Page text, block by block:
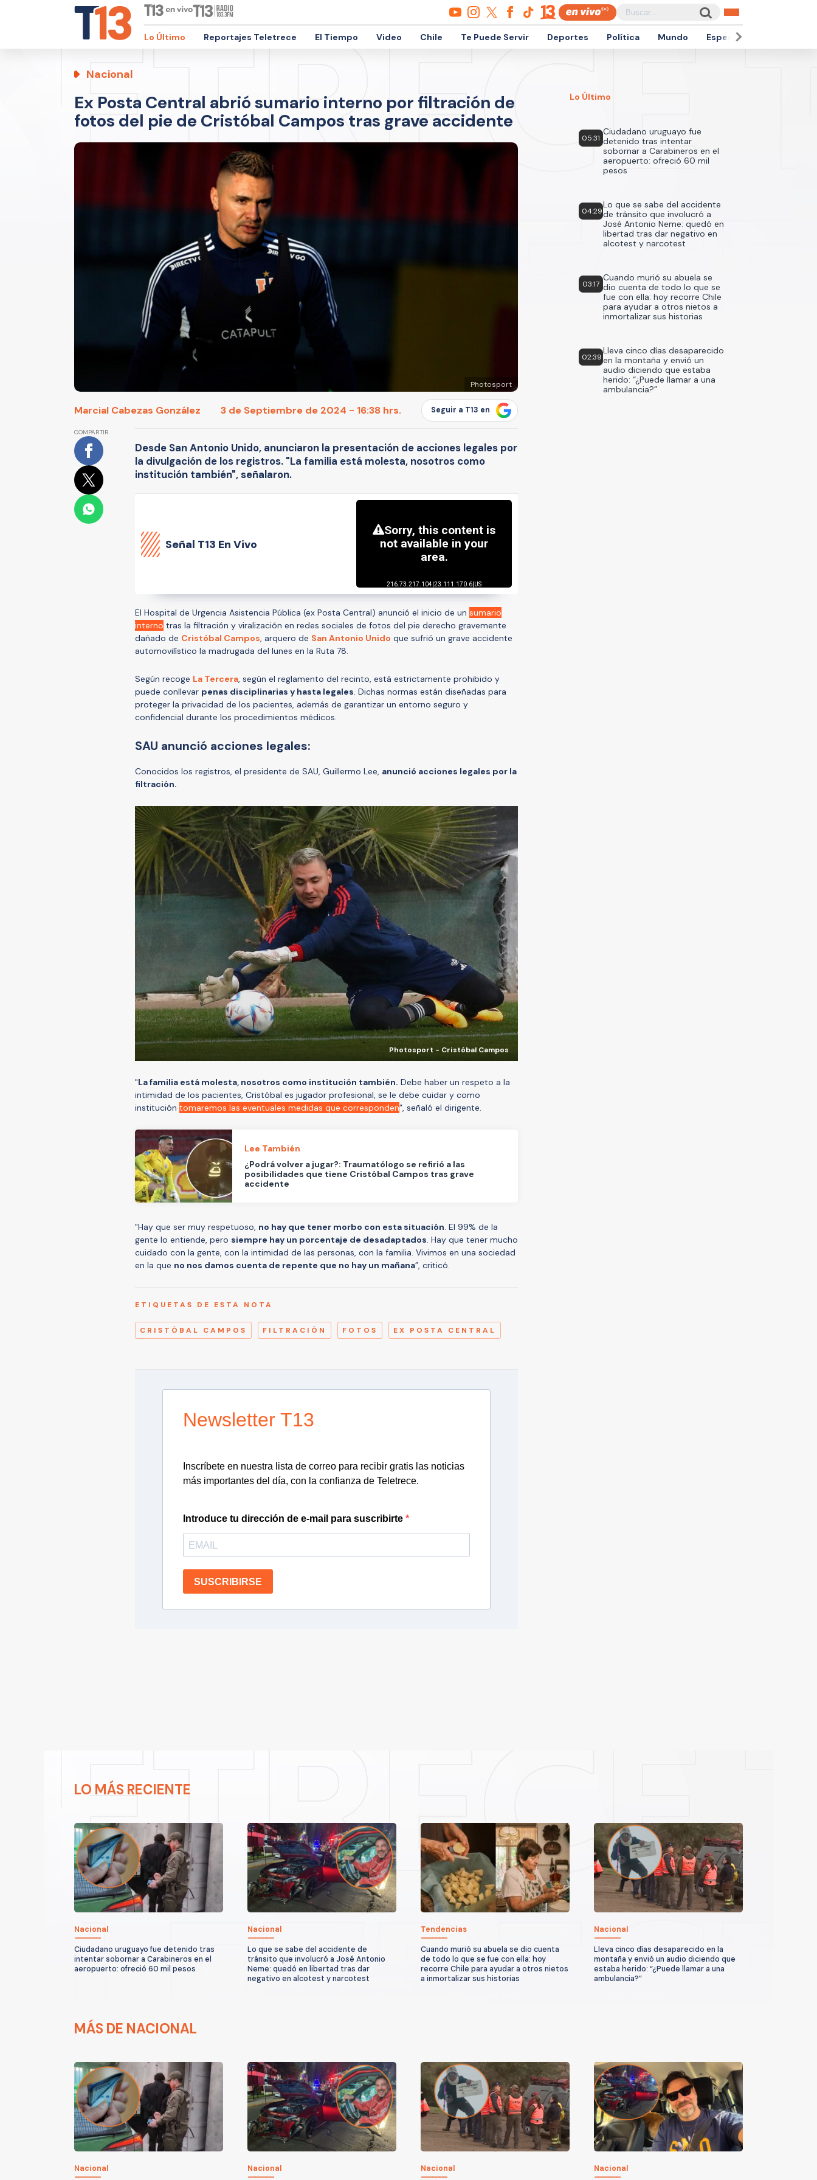
Lo Último Reportajes Teletrece El Tiempo Video Chile Te Puede Servir Deportes Política Mundo Espectáculos
Nacional
Ex Posta Central abrió sumario interno por filtración de
fotos del pie de Cristóbal Campos tras grave accidente
Photosport
Marcial Cabezas González 3 de Septiembre de 2024 - 16:38 hrs. Seguir a T13 en
COMPARTIR
Desde San Antonio Unido, anunciaron la presentación de acciones legales por
la divulgación de los registros. "La familia está molesta, nosotros como
institución también", señalaron.
Señal T13 En Vivo
El Hospital de Urgencia Asistencia Pública (ex Posta Central) anunció el inicio de un sumario
interno tras la filtración y viralización en redes sociales de fotos del pie derecho gravemente
dañado de Cristóbal Campos, arquero de San Antonio Unido que sufrió un grave accidente
automovilístico la madrugada del lunes en la Ruta 78.
Según recoge La Tercera, según el reglamento del recinto, está estrictamente prohibido y
puede conllevar penas disciplinarias y hasta legales. Dichas normas están diseñadas para
proteger la privacidad de los pacientes, además de garantizar un entorno seguro y
confidencial durante los procedimientos médicos.
SAU anunció acciones legales:
Conocidos los registros, el presidente de SAU, Guillermo Lee, anunció acciones legales por la
filtración.
Photosport - Cristóbal Campos
"La familia está molesta, nosotros como institución también. Debe haber un respeto a la
intimidad de los pacientes, Cristóbal es jugador profesional, se le debe cuidar y como
institución tomaremos las eventuales medidas que corresponden”, señaló el dirigente.
Lee También
¿Podrá volver a jugar?: Traumatólogo se refirió a las
posibilidades que tiene Cristóbal Campos tras grave
accidente
"Hay que ser muy respetuoso, no hay que tener morbo con esta situación. El 99% de la
gente lo entiende, pero siempre hay un porcentaje de desadaptados. Hay que tener mucho
cuidado con la gente, con la intimidad de las personas, con la familia. Vivimos en una sociedad
en la que no nos damos cuenta de repente que no hay un mañana”, criticó.
ETIQUETAS DE ESTA NOTA
CRISTÓBAL CAMPOS FILTRACIÓN FOTOS EX POSTA CENTRAL
Newsletter T13
Inscríbete en nuestra lista de correo para recibir gratis las noticias
más importantes del día, con la confianza de Teletrece.
Introduce tu dirección de e-mail para suscribirte
SUSCRIBIRSE
Lo Último
05:31
Ciudadano uruguayo fue
detenido tras intentar
sobornar a Carabineros en el
aeropuerto: ofreció 60 mil
pesos
04:29
Lo que se sabe del accidente
de tránsito que involucró a
José Antonio Neme: quedó en
libertad tras dar negativo en
alcotest y narcotest
03:17
Cuando murió su abuela se
dio cuenta de todo lo que se
fue con ella: hoy recorre Chile
para ayudar a otros nietos a
inmortalizar sus historias
02:39
Lleva cinco días desaparecido
en la montaña y envió un
audio diciendo que estaba
herido: “¿Puede llamar a una
ambulancia?”
LO MÁS RECIENTE
Nacional
Ciudadano uruguayo fue detenido tras
intentar sobornar a Carabineros en el
aeropuerto: ofreció 60 mil pesos
Nacional
Lo que se sabe del accidente de
tránsito que involucró a José Antonio
Neme: quedó en libertad tras dar
negativo en alcotest y narcotest
Tendencias
Cuando murió su abuela se dio cuenta
de todo lo que se fue con ella: hoy
recorre Chile para ayudar a otros nietos
a inmortalizar sus historias
Nacional
Lleva cinco días desaparecido en la
montaña y envió un audio diciendo que
estaba herido: “¿Puede llamar a una
ambulancia?”
MÁS DE NACIONAL
Nacional Nacional Nacional Nacional